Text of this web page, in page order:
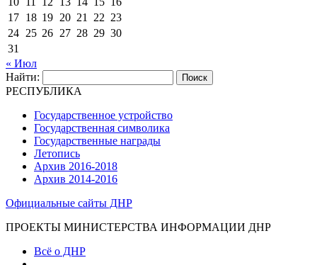
17 18 19 20 21 22 23
24 25 26 27 28 29 30
31
« Июл
Найти:
РЕСПУБЛИКА
Государственное устройство
Государственная символика
Государственные награды
Летопись
Архив 2016-2018
Архив 2014-2016
Официальные сайты ДНР
ПРОЕКТЫ МИНИСТЕРСТВА ИНФОРМАЦИИ ДНР
Всё о ДНР